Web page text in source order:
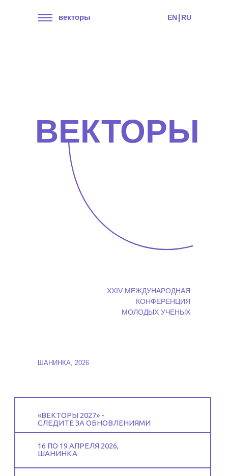
векторы RU
EN
ВЕКТОРЫ
ШАНИНКА, 2026
XXIV МЕЖДУНАРОДНАЯ
КОНФЕРЕНЦИЯ
МОЛОДЫХ УЧЕНЫХ
«ВЕКТОРЫ 2027» -
СЛЕДИТЕ ЗА ОБНОВЛЕНИЯМИ
16 ПО 19 АПРЕЛЯ 2026,
ШАНИНКА